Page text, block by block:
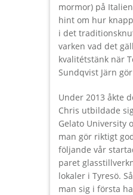
mormor) på
hint om hur
i det
varken vad det
kvalitétstänk när
Sundqvist Järn
Under 2013 åkte
Chris utbildade
Gelato University
man gör riktigt
följande vår
paret
lokaler i Tyresö.
man sig i första